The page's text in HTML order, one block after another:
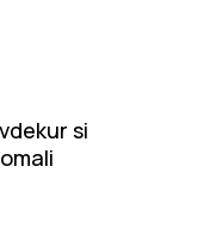
si